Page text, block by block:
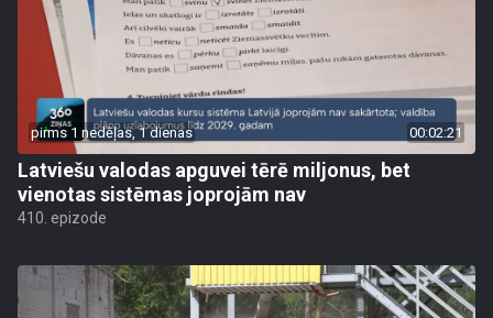
pirms 1 nedēļas, 1 dienas 00:02:21
Latviešu valodas apguvei tērē miljonus, bet
vienotas sistēmas joprojām nav
410. epizode